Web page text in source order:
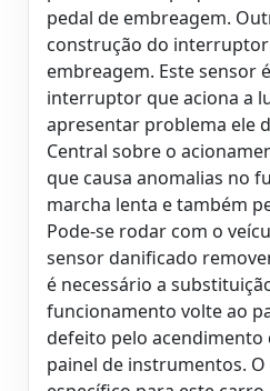
pedal de embreagem.
construção do
embreagem. Este sensor
interruptor que aciona a
apresentar problema ele
Central sobre o
que causa anomalias no
marcha lenta e também
Pode-se rodar com o
sensor danificado
é necessário a
funcionamento volte ao
defeito pelo acendimento
painel de instrumentos.